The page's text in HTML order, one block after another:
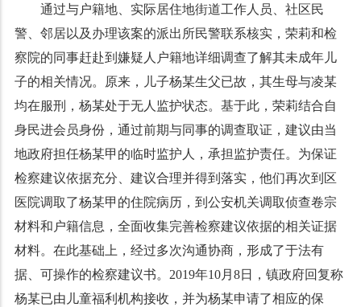
通过与户籍地、实际居住地街道工作人员、社区民
警、邻居以及办理该案的派出所民警联系核实，荣莉和检
察院的同事赶赴到嫌疑人户籍地详细调查了解其未成年儿
子的相关情况。原来，儿子杨某生父已故，其生母与凌某
均在服刑，杨某处于无人监护状态。基于此，荣莉结合自
身民进会员身份，通过前期与同事的调查取证，建议由当
地政府担任杨某甲的临时监护人，承担监护责任。为保证
检察建议依据充分、建议合理并得到落实，他们再次到区
医院调取了杨某甲的住院病历，到公安机关调取侦查卷宗
材料和户籍信息，全面收集完善检察建议依据的相关证据
材料。在此基础上，经过多次沟通协商，形成了于法有
据、可操作的检察建议书。2019年10月8日，镇政府回复称
杨某已由儿童福利机构接收，并为杨某申请了相应的保